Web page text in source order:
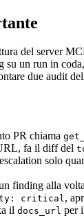
del server
su un run in
due audit
PR chiama
fa il diff del
solo
finding alla
critical,
il docs_url per